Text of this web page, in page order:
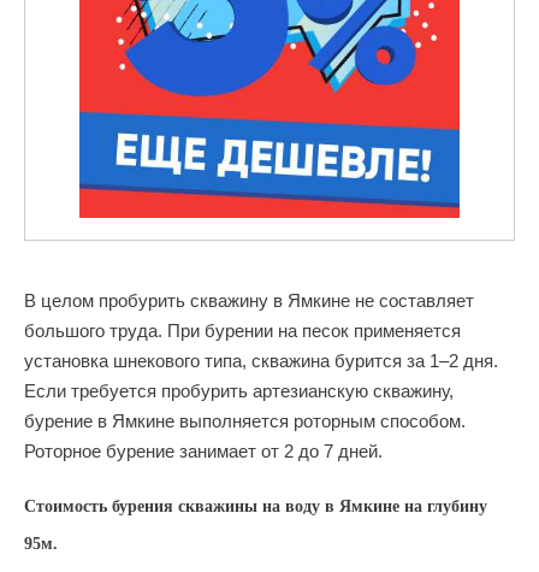
В целом пробурить скважину в Ямкине не составляет
большого труда. При бурении на песок применяется
установка шнекового типа, скважина бурится за 1–2 дня.
Если требуется пробурить артезианскую скважину,
бурение в Ямкине выполняется роторным способом.
Роторное бурение занимает от 2 до 7 дней.
Стоимость бурения скважины на воду в Ямкине на глубину
95м.